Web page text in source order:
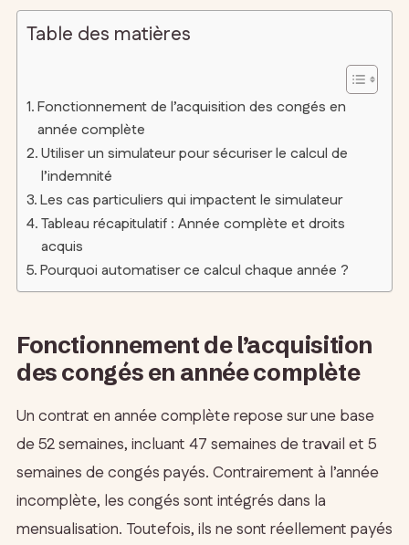
Table des matières
Fonctionnement de l’acquisition des congés en
année complète
Utiliser un simulateur pour sécuriser le calcul de
l’indemnité
Les cas particuliers qui impactent le simulateur
Tableau récapitulatif : Année complète et droits
acquis
Pourquoi automatiser ce calcul chaque année ?
Fonctionnement de l’acquisition
des congés en année complète
Un contrat en année complète repose sur une base
de 52 semaines, incluant 47 semaines de travail et 5
semaines de congés payés. Contrairement à l’année
incomplète, les congés sont intégrés dans la
mensualisation. Toutefois, ils ne sont réellement payés